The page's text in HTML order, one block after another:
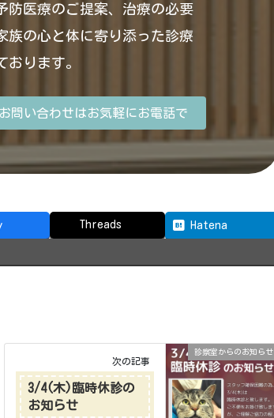
防医療のご提案、治療の必要
族の心と体に寄り添った診療
おります。
お問い合わせはお気軽にお電話で
Threads Hatena
診察室からのお知らせ
次の記事
3/4(木)臨時休診の
お知らせ